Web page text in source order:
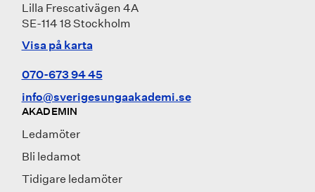
Lilla Frescativägen 4A
SE-114 18 Stockholm
Visa på karta
070-673 94 45
info@sverigesungaakademi.se
AKADEMIN
Ledamöter
Bli ledamot
Tidigare ledamöter